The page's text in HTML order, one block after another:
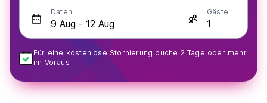
Daten Gäste
Für eine kostenlose Stornierung buche 2 Tage oder mehr
im Voraus